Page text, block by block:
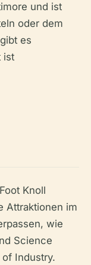
und ist
oder dem
es
ist
Knoll
Attraktionen im
wie
Science
Industry.